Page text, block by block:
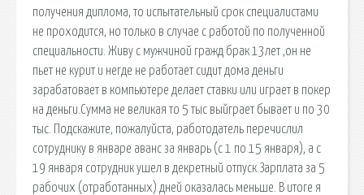
получения диплома, то испытательный срок специалистами
не проходится, но только в случае с работой по полученной
специальности. Живу с мужчиной гражд брак 13лет ,он не
пьет не курит и негде не работает сидит дома деньги
зарабатовает в компьютере делает ставки или играет в покер
на деньги.Сумма не великая то 5 тыс выйграет бывает и по 30
тыс. Подскажите, пожалуйста, работодатель перечислил
сотруднику в январе аванс за январь (с 1 по 15 января), а с
19 января сотрудник ушел в декретный отпуск.Зарплата за 5
рабочих (отработанных) дней оказалась меньше. В итоге я